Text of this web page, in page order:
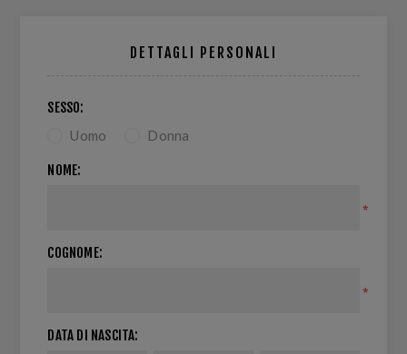
DETTAGLI PERSONALI
SESSO:
Uomo Donna
NOME:
*
COGNOME:
*
DATA DI NASCITA: